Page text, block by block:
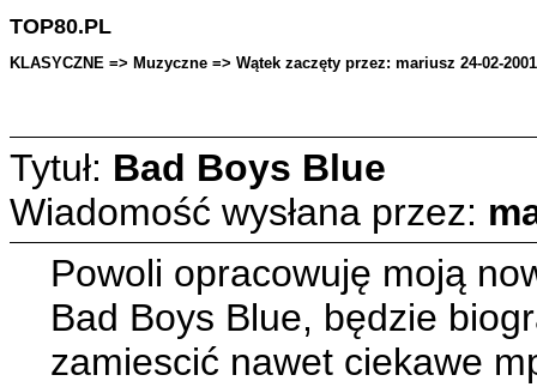
TOP80.PL
KLASYCZNE => Muzyczne => Wątek zaczęty przez: mariusz 24-02-
Tytuł: Bad Boys Blue
Wiadomość wysłana przez:
Powoli opracowuję moją
Bad Boys Blue, będzie
zamiescić nawet ciekawe